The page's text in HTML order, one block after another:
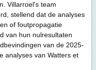
Villarroel's team
stellend dat de analyses
of foutpropagatie
van hun nulresultaten
van de 2025-
analyses van Watters et